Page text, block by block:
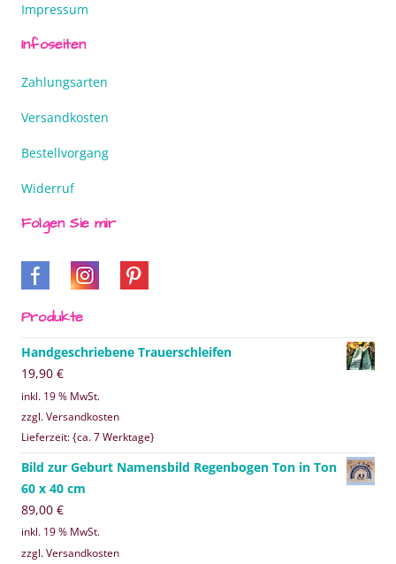
Impressum
Infoseiten
Zahlungsarten
Versandkosten
Bestellvorgang
Widerruf
Folgen Sie mir
Produkte
Handgeschriebene Trauerschleifen
19,90 €
inkl. 19 % MwSt.
zzgl. Versandkosten
Lieferzeit: {ca. 7 Werktage}
Bild zur Geburt Namensbild Regenbogen Ton in Ton
60 x 40 cm
89,00 €
inkl. 19 % MwSt.
zzgl. Versandkosten